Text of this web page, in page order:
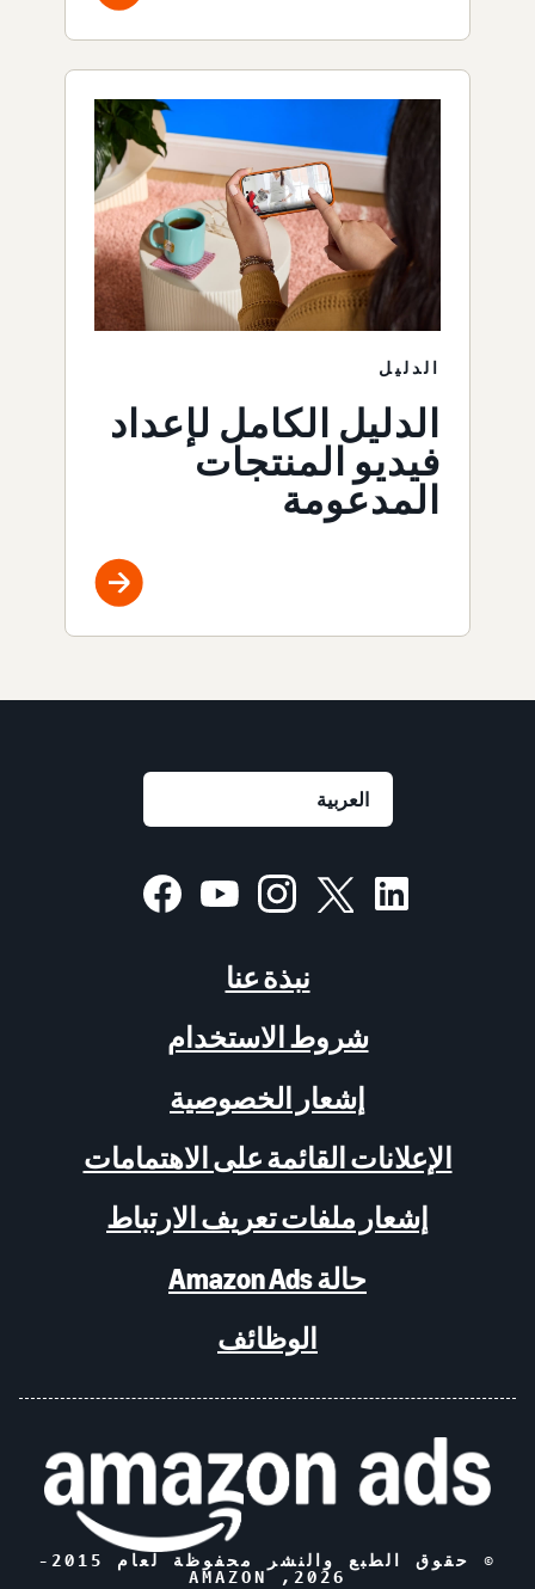
الدليل
الدليل الكامل لإعداد
فيديو المنتجات
المدعومة
نبذة عنا
شروط الاستخدام
إشعار الخصوصية
الإعلانات القائمة على الاهتمامات
إشعار ملفات تعريف الارتباط
حالة Amazon Ads
الوظائف
© حقوق الطبع والنشر محفوظة لعام 2015-
2026
, AMAZON